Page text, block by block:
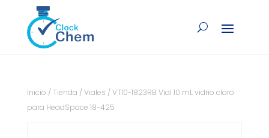
Inicio / Tienda /Viales / VT10-1823RB Vial 10 mL vidrio claro
para HeadSpace 18-425